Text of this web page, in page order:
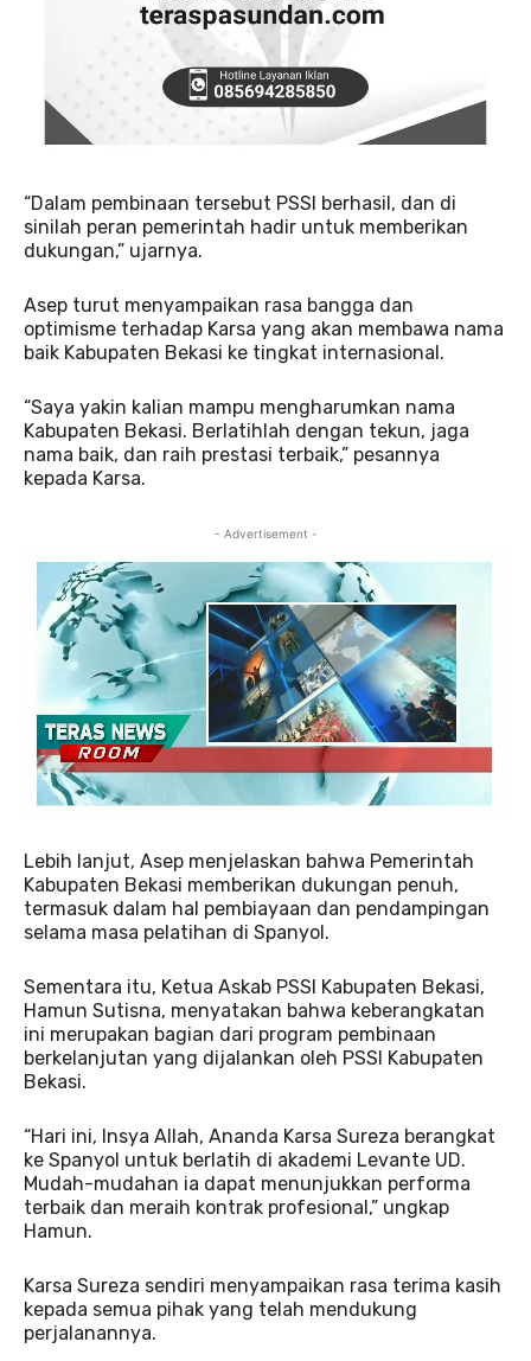
“Dalam pembinaan tersebut PSSI berhasil, dan di
sinilah peran pemerintah hadir untuk memberikan
dukungan,” ujarnya.
Asep turut menyampaikan rasa bangga dan
optimisme terhadap Karsa yang akan membawa nama
baik Kabupaten Bekasi ke tingkat internasional.
“Saya yakin kalian mampu mengharumkan nama
Kabupaten Bekasi. Berlatihlah dengan tekun, jaga
nama baik, dan raih prestasi terbaik,” pesannya
kepada Karsa.
- Advertisement -
Lebih lanjut, Asep menjelaskan bahwa Pemerintah
Kabupaten Bekasi memberikan dukungan penuh,
termasuk dalam hal pembiayaan dan pendampingan
selama masa pelatihan di Spanyol.
Sementara itu, Ketua Askab PSSI Kabupaten Bekasi,
Hamun Sutisna, menyatakan bahwa keberangkatan
ini merupakan bagian dari program pembinaan
berkelanjutan yang dijalankan oleh PSSI Kabupaten
Bekasi.
“Hari ini, Insya Allah, Ananda Karsa Sureza berangkat
ke Spanyol untuk berlatih di akademi Levante UD.
Mudah-mudahan ia dapat menunjukkan performa
terbaik dan meraih kontrak profesional,” ungkap
Hamun.
Karsa Sureza sendiri menyampaikan rasa terima kasih
kepada semua pihak yang telah mendukung
perjalanannya.